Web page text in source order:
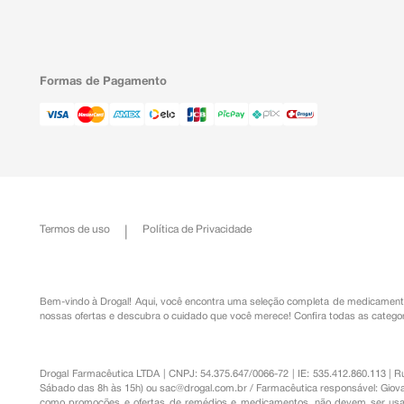
Formas de Pagamento
Termos de uso Política de Privacidade
Bem-vindo à Drogal! Aqui, você encontra uma seleção completa de
nossas ofertas e descubra o cuidado que você merece! Confira todas as
Drogal Farmacêutica LTDA | CNPJ: 54.375.647/0066-72 | IE: 535.412.860.113
Sábado das 8h às 15h) ousac@drogal.com.br / Farmacêutica responsável: